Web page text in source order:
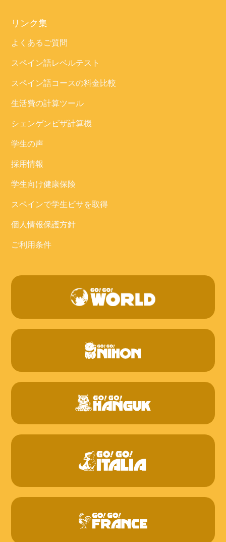
リンク集
よくあるご質問
スペイン語レベルテスト
スペイン語コースの料金比較
生活費の計算ツール
シェンゲンビザ計算機
学生の声
採用情報
学生向け健康保険
スペインで学生ビサを取得
個人情報保護方針
ご利用条件